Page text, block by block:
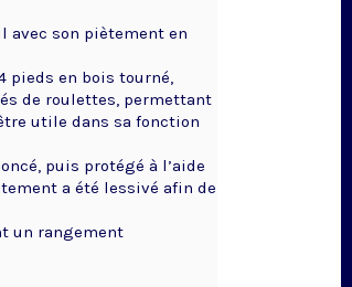
avec son piètement en
pieds en bois tourné,
de roulettes, permettant
utile dans sa fonction
puis protégé à l’aide
a été lessivé afin de
un rangement